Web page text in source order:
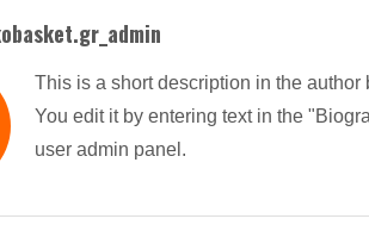
This is a short description in the author
You edit it by entering text in the
user admin panel.